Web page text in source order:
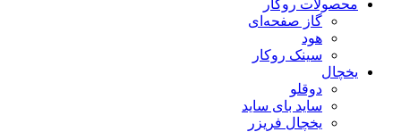
محصولات روکار
گاز صفحه‌ای
هود
سینک روکار
یخچال
دوقلو
ساید بای ساید
یخچال فریزر